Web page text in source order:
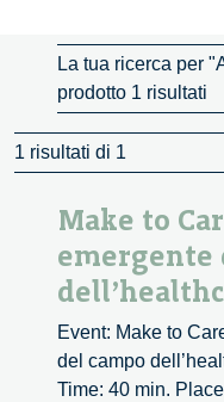
La tua ricerca per
prodotto 1 risultati
1 risultati di 1
Make to
emergente
Event: Make to
del campo
Time: 40 min.